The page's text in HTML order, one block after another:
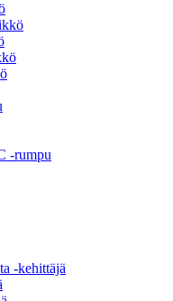
-rumpu
-kehittäjä